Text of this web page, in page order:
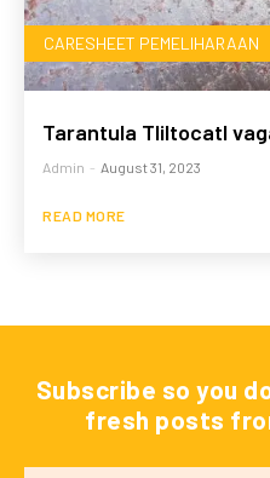
CARESHEET PEMELIHARAAN
Tarantula Tliltocatl
Admin - August 31, 2023
READ MORE
Subscribe so you
fresh posts